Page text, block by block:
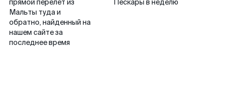
прямой перелет из
Мальты туда и
обратно, найденный на
нашем сайте за
последнее время
Пескары в неделю